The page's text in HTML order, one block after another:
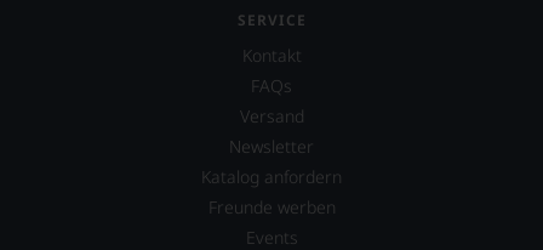
SERVICE
Kontakt
FAQs
Versand
Newsletter
Katalog anfordern
Freunde werben
Events